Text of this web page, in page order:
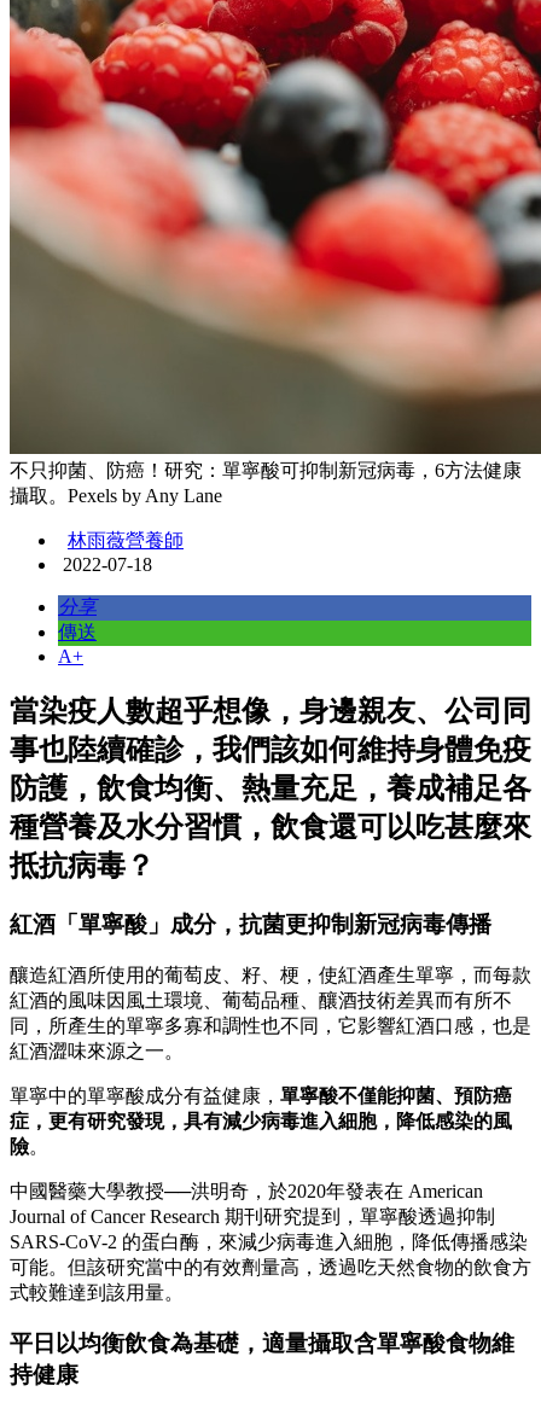
不只抑菌、防癌！研究：單寧酸可抑制新冠病毒，6方法健康
攝取。Pexels by Any Lane
林雨薇營養師
2022-07-18
分享
傳送
A+
當染疫人數超乎想像，身邊親友、公司同
事也陸續確診，我們該如何維持身體免疫
防護，飲食均衡、熱量充足，養成補足各
種營養及水分習慣，飲食還可以吃甚麼來
抵抗病毒？
紅酒「單寧酸」成分，抗菌更抑制新冠病毒傳播
釀造紅酒所使用的葡萄皮、籽、梗，使紅酒產生單寧，而每款
紅酒的風味因風土環境、葡萄品種、釀酒技術差異而有所不
同，所產生的單寧多寡和調性也不同，它影響紅酒口感，也是
紅酒澀味來源之一。
單寧中的單寧酸成分有益健康， 單寧酸不僅能抑菌、預防癌
症，更有研究發現，具有減少病毒進入細胞，降低感染的風
險。
中國醫藥大學教授──洪明奇，於2020年發表在 American
Journal of Cancer Research 期刊研究提到，單寧酸透過抑制
SARS-CoV-2 的蛋白酶，來減少病毒進入細胞，降低傳播感染
可能。但該研究當中的有效劑量高，透過吃天然食物的飲食方
式較難達到該用量。
平日以均衡飲食為基礎，適量攝取含單寧酸食物維
持健康